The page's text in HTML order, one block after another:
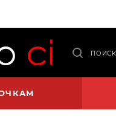
ПОИСК